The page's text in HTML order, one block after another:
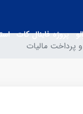
پروژه فاینال کات
مالیات